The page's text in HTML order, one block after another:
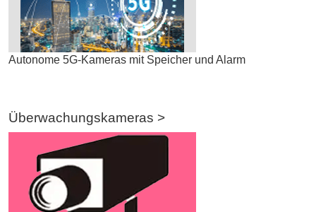
Autonome 5G-Kameras mit Speicher und Alarm
Überwachungskameras >